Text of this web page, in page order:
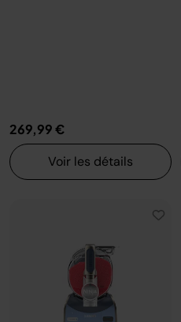
269,99 €
Voir les détails